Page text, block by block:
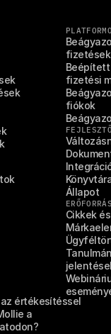
értékesítéssel
a
fizetések
Beépített
fizetési
fiókok
Állapot
Cikkek